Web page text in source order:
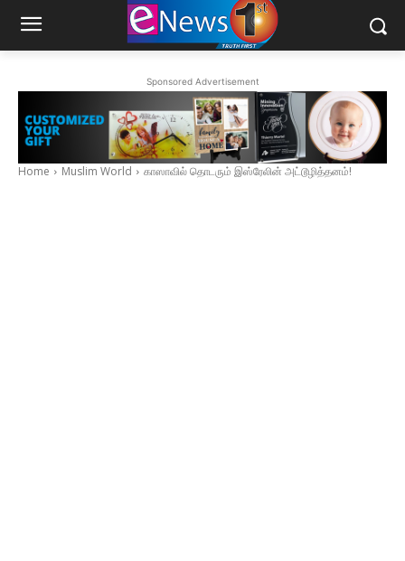
Sponsored Advertisement
Home Muslim World காஸாவில் தொடரும் இஸ்ரேலின் அட்டூழித்தனம்!